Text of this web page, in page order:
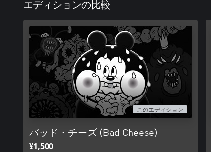
エディションの比較
このエディション
バッド・チーズ (Bad Cheese)
¥1,500